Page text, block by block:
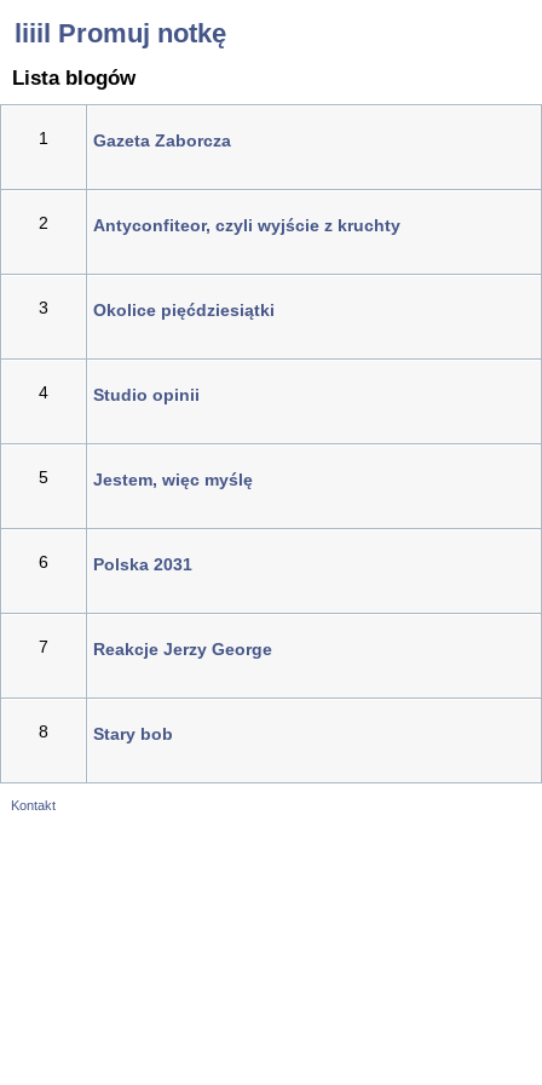
liiil Promuj notkę
Lista blogów
1 Gazeta Zaborcza
2 Antyconfiteor, czyli wyjście z kruchty
3 Okolice pięćdziesiątki
4 Studio opinii
5 Jestem, więc myślę
6 Polska 2031
7 Reakcje Jerzy George
8 Stary bob
Kontakt